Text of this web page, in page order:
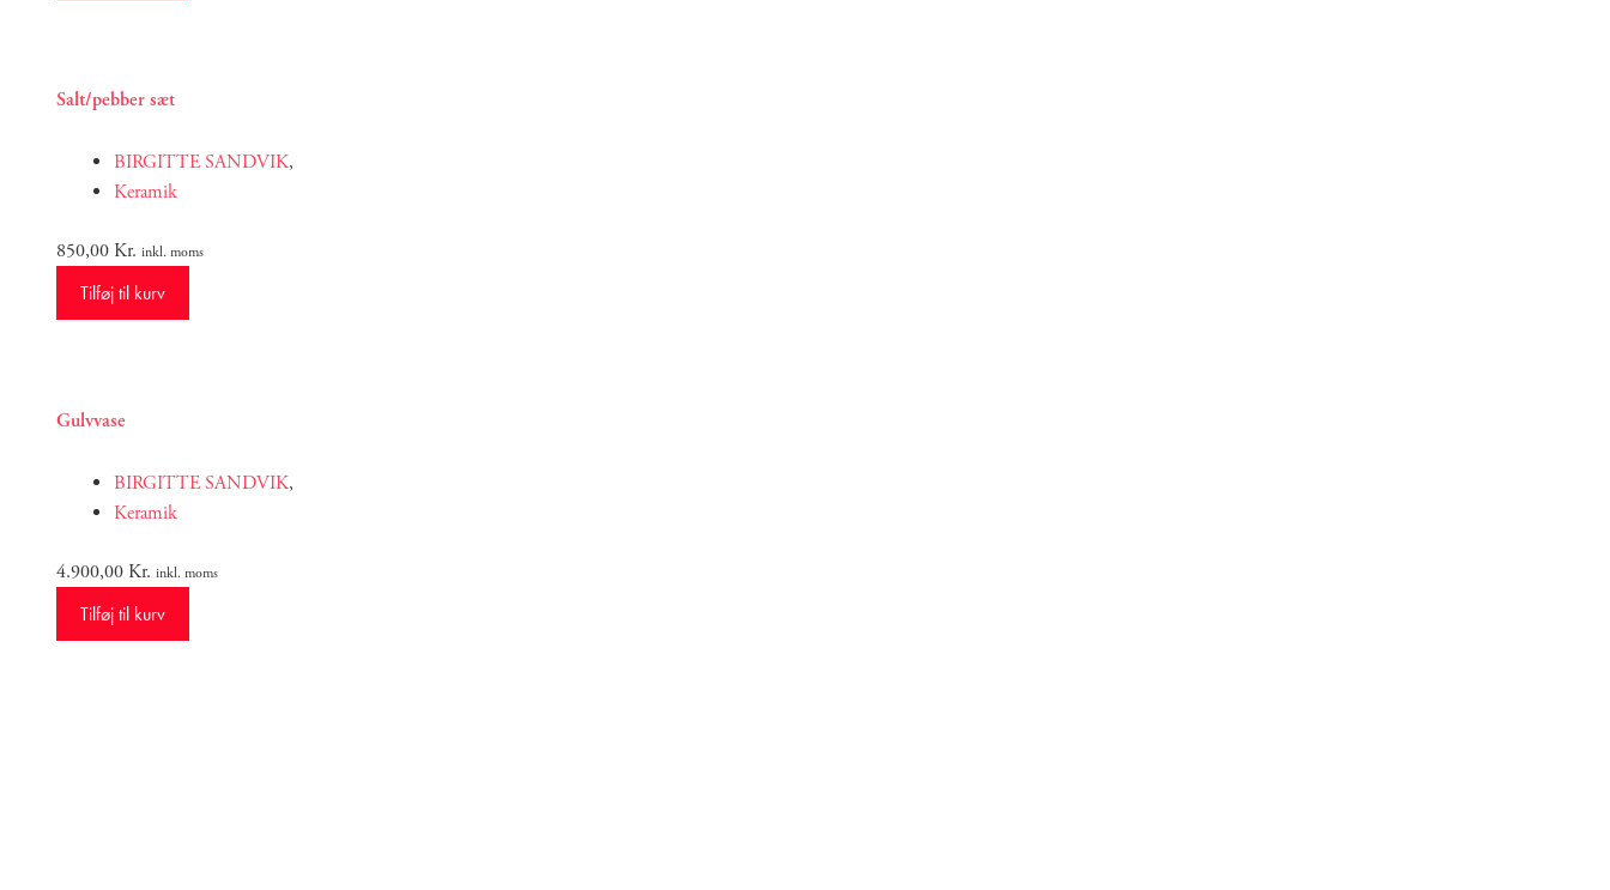
Salt/pebber sæt
BIRGITTE SANDVIK,
Keramik
850,00Kr. inkl. moms
Tilføj til kurv
Gulvvase
BIRGITTE SANDVIK,
Keramik
4.900,00Kr. inkl. moms
Tilføj til kurv